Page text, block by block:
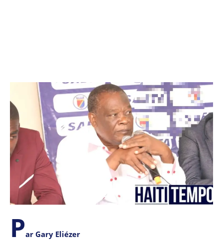
Par Gary Eliézer